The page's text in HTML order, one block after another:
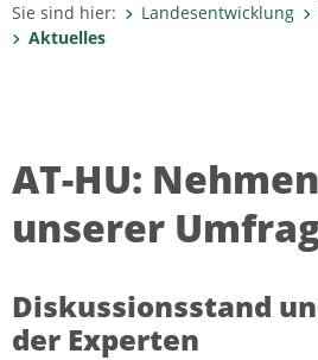
Sie sind hier: Landesentwicklung
Aktuelles
AT-HU:
unserer
Diskussionsstand
der Experten